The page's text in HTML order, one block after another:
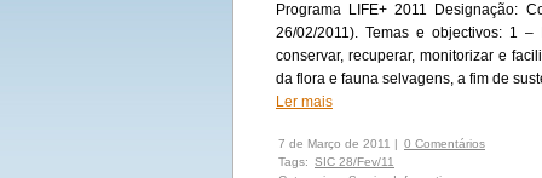
Programa LIFE+ 2011 Designação:
26/02/2011). Temas e objectivos: 1
conservar, recuperar, monitorizar e
da flora e fauna selvagens, a fim de
Ler mais
7 de Março de 2011 | 0 Comentários
Tags: SIC 28/Fev/11